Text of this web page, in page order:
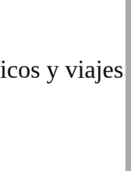
y viajes